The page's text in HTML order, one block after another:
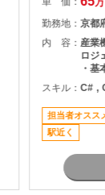
勤務地： 京都
内 容： 産業
ロジ
・基
試験
た制
信制
環境
スキル： C# ,
担当者オスス
駅近く